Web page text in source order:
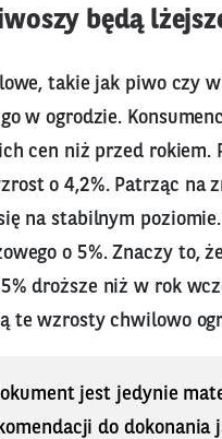
będą
takie jak piwo czy
w ogrodzie.
cen niż przed rokiem.
o 4,2%. Patrząc na
na stabilnym
o 5%. Znaczy to,
droższe niż w rok
te wzrosty chwilowo
jest jedynie
do